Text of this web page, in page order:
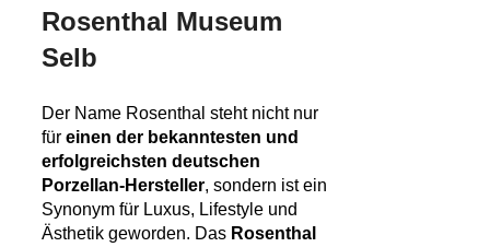
Rosenthal Museum
Selb
Der Name Rosenthal steht nicht nur
für einen der bekanntesten und
erfolgreichsten deutschen
Porzellan-Hersteller, sondern ist ein
Synonym für Luxus, Lifestyle und
Ästhetik geworden. Das Rosenthal